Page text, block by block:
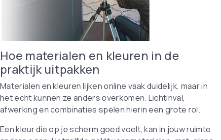
Hoe materialen en kleuren in de
praktijk uitpakken
Materialen en kleuren lijken online vaak duidelijk, maar in
het echt kunnen ze anders overkomen. Lichtinval,
afwerking en combinaties spelen hierin een grote rol.
Een kleur die op je scherm goed voelt, kan in jouw ruimte